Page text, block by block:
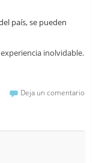
país, se pueden
inolvidable.
Deja un comentario